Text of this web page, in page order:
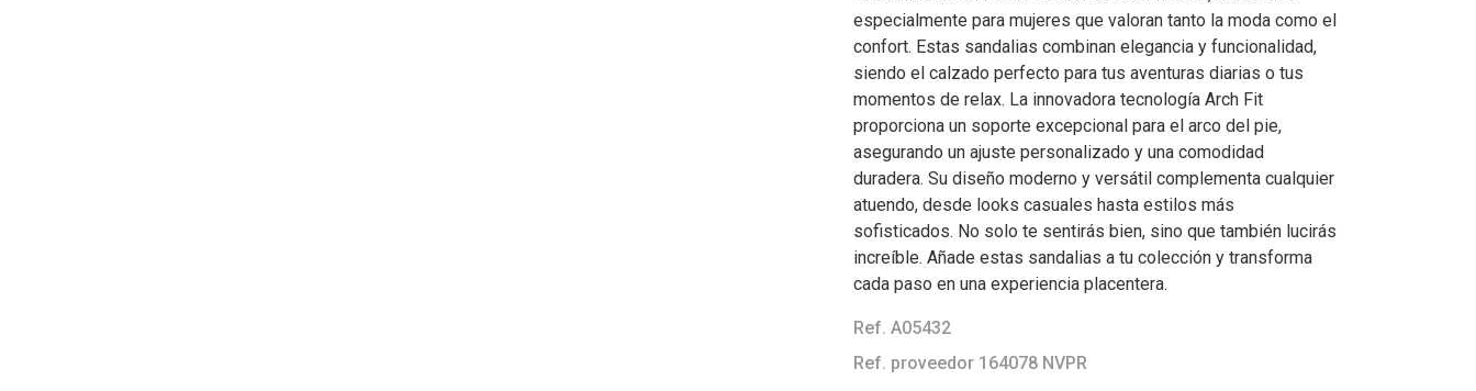
especialmente para mujeres que valoran tanto la moda como el
confort. Estas sandalias combinan elegancia y funcionalidad,
siendo el calzado perfecto para tus aventuras diarias o tus
momentos de relax. La innovadora tecnología Arch Fit
proporciona un soporte excepcional para el arco del pie,
asegurando un ajuste personalizado y una comodidad
duradera. Su diseño moderno y versátil complementa cualquier
atuendo, desde looks casuales hasta estilos más
sofisticados. No solo te sentirás bien, sino que también lucirás
increíble. Añade estas sandalias a tu colección y transforma
cada paso en una experiencia placentera.
Ref. A05432
Ref. proveedor 164078 NVPR